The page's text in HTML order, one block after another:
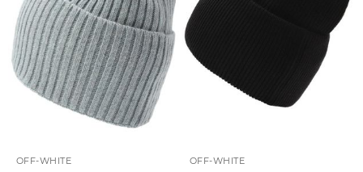
OFF-WHITE OFF-WHITE